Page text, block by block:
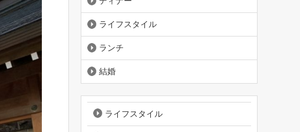
ライフスタイル
ランチ
結婚
ライフスタイル